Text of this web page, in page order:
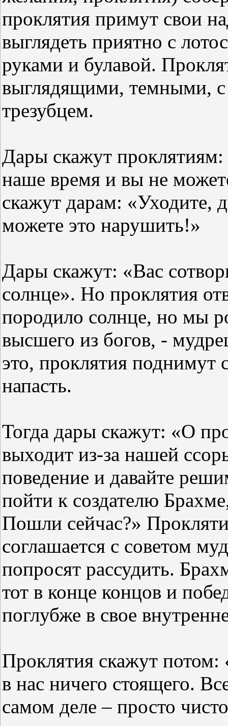
проклятия примут свои
выглядеть приятно с
руками и булавой.
выглядящими, темными, с
трезубцем.
Дары скажут проклятиям:
наше время и вы не
скажут дарам: «Уходите,
можете это нарушить!»
Дары скажут: «Вас
солнце». Но проклятия
породило солнце, но мы
высшего из богов, -
это, проклятия поднимут
напасть.
Тогда дары скажут: «О
выходит из-за нашей
поведение и давайте
пойти к создателю
Пошли сейчас?»
соглашается с советом
попросят рассудить.
тот в конце концов и
поглубже в свое
Проклятия скажут
в нас ничего стоящего.
самом деле – просто